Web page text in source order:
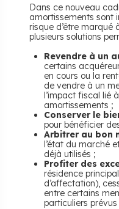
Dans ce nouveau
amortissements sont
risque d’être marqué
plusieurs solutions
Revendre à un
certains
en cours ou la
de vendre à un
l’impact fiscal lié
amortissements ;
Conserver le
pour bénéficier
Arbitrer au bon
l’état du marché
déjà utilisés ;
Profiter des
résidence
d’affectation),
entre certains
particuliers